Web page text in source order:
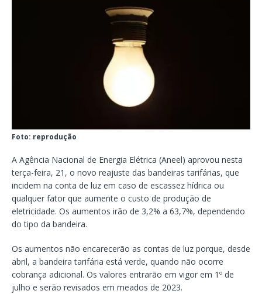
Foto: reprodução
A Agência Nacional de Energia Elétrica (Aneel) aprovou nesta
terça-feira, 21, o novo reajuste das bandeiras tarifárias, que
incidem na conta de luz em caso de escassez hídrica ou
qualquer fator que aumente o custo de produção de
eletricidade. Os aumentos irão de 3,2% a 63,7%, dependendo
do tipo da bandeira.
Os aumentos não encarecerão as contas de luz porque, desde
abril, a bandeira tarifária está verde, quando não ocorre
cobrança adicional. Os valores entrarão em vigor em 1º de
julho e serão revisados em meados de 2023.